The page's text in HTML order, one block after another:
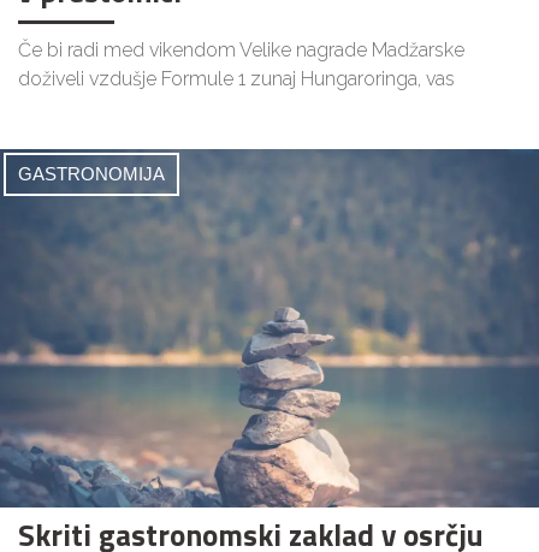
Če bi radi med vikendom Velike nagrade Madžarske
doživeli vzdušje Formule 1 zunaj Hungaroringa, vas
GASTRONOMIJA
Skriti gastronomski zaklad v osrčju